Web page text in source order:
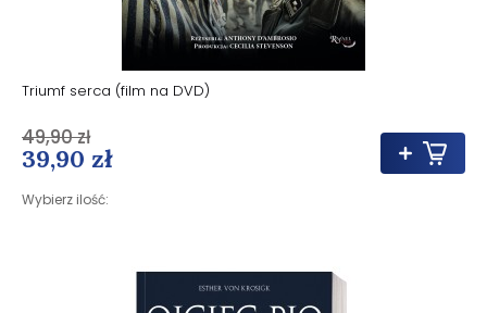
Triumf serca (film na DVD)
39,90 zł
Wybierz ilość:
49,90 zł